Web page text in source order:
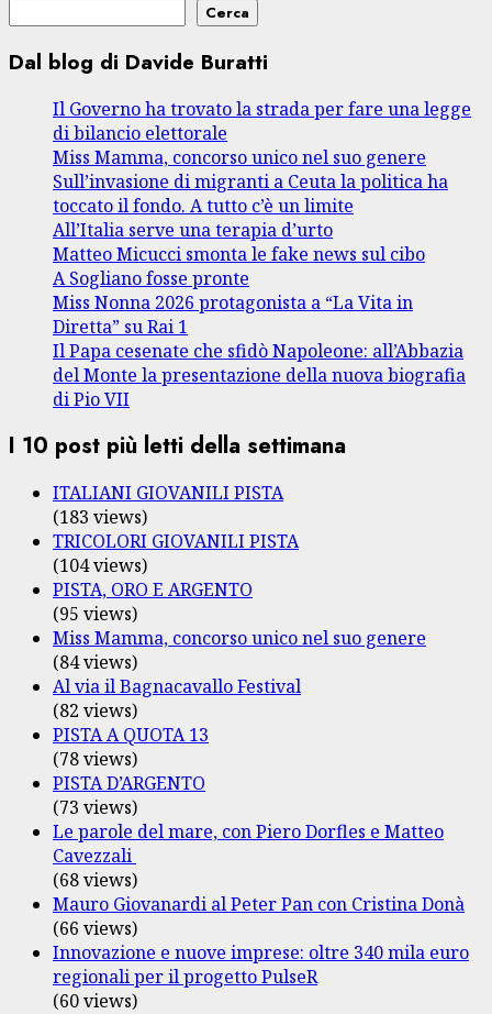
Cerca
Dal blog di Davide Buratti
Il Governo ha trovato la strada per fare una legge
di bilancio elettorale
Miss Mamma, concorso unico nel suo genere
Sull’invasione di migranti a Ceuta la politica ha
toccato il fondo. A tutto c’è un limite
All’Italia serve una terapia d’urto
Matteo Micucci smonta le fake news sul cibo
A Sogliano fosse pronte
Miss Nonna 2026 protagonista a “La Vita in
Diretta” su Rai 1
Il Papa cesenate che sfidò Napoleone: all’Abbazia
del Monte la presentazione della nuova biografia
di Pio VII
I 10 post più letti della settimana
ITALIANI GIOVANILI PISTA
(183 views)
TRICOLORI GIOVANILI PISTA
(104 views)
PISTA, ORO E ARGENTO
(95 views)
Miss Mamma, concorso unico nel suo genere
(84 views)
Al via il Bagnacavallo Festival
(82 views)
PISTA A QUOTA 13
(78 views)
PISTA D’ARGENTO
(73 views)
Le parole del mare, con Piero Dorfles e Matteo
Cavezzali
(68 views)
Mauro Giovanardi al Peter Pan con Cristina Donà
(66 views)
Innovazione e nuove imprese: oltre 340 mila euro
regionali per il progetto PulseR
(60 views)